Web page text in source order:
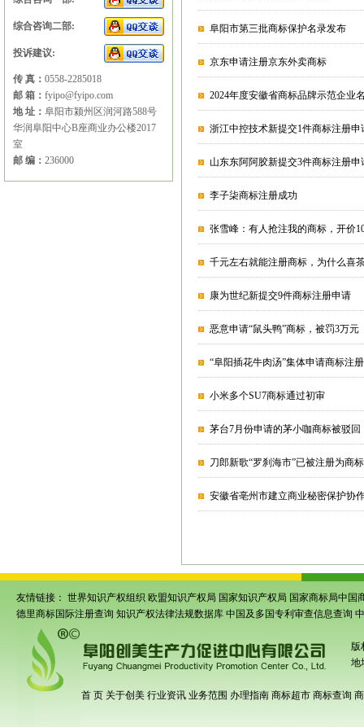
综合咨询二部:
投诉建议:
传 真： 0558-2285018
邮 箱： fyipo@fyipo.com
地 址： 阜阳市颍州区润河路588号
华润阜阳中心B座商业办公楼2017
室
邮 编： 236000
阜阳市第三批商标保护名录发布
京东申请注册京东外卖商标
2024年度安徽省商标品牌示范企业
浙江中控技术新提交1件商标注册申
山东东阿阿胶新提交3件商标注册申
李子柒商标注册成功
张雪峰：有人抢注我的商标，开价
千元左右就能注册商标，为什么喜
康为世纪新提交9件商标注册申请
恶意申请“鼠头鸭”商标，被罚3万元
“阜阳插花牛肉汤”集体申请商标注册
小米多个SU7商标通过初审
茅台7月份申请的茅小咖商标被驳回
刀郎新歌“罗刹海市”已被注册为商标
安徽省亳州市建立商业秘密保护协
友情链接： 世界知识产权组织 欧盟知识产权局 国家知识产权局 国家商标局中国
德里商标国际注册查询 知识产权法律法规数据库 中国及多国专利审查信息查询
版
地
首 页 关于创美 行业资讯 业务范围 办理指南 商标超市 商标查询